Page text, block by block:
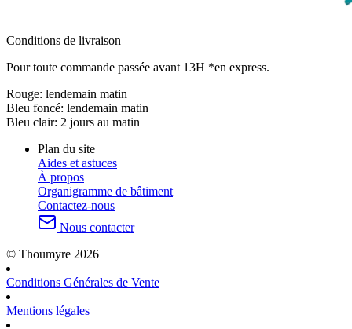
Conditions de livraison
Pour toute commande passée avant 13H *en express.
Rouge: lendemain matin
Bleu foncé: lendemain matin
Bleu clair: 2 jours au matin
Plan du site
Aides et astuces
À propos
Organigramme de bâtiment
Contactez-nous
Nous contacter
© Thoumyre 2026
Conditions Générales de Vente
Mentions légales